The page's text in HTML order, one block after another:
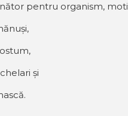
pentru organism,
și